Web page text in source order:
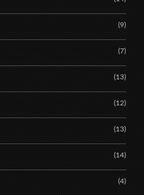
(9)
(7)
(13)
(12)
(13)
(14)
(4)